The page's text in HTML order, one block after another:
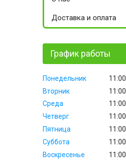
Доставка и оплата
График работы
Понедельник 11:00
Вторник
11:00
Среда
11:00
Четверг
11:00
Пятница
11:00
Суббота
11:00
Воскресенье
11:00